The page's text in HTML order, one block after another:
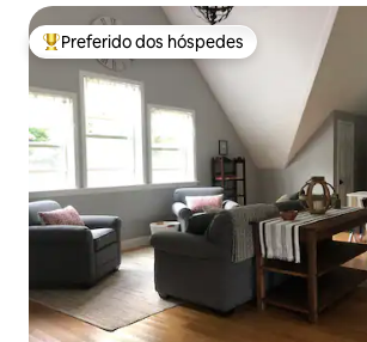
Entre os melhores preferidos dos hóspedes
Preferido dos hóspedes